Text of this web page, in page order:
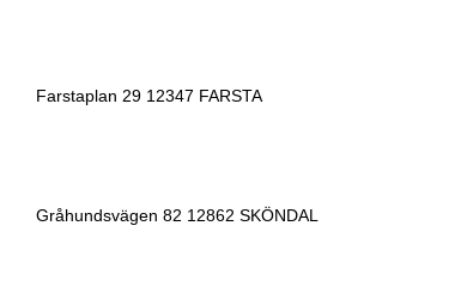
Farstaplan 29 12347 FARSTA
Gråhundsvägen 82 12862 SKÖNDAL